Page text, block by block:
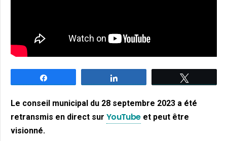
Le conseil municipal du 28 septembre 2023 a été
retransmis en direct sur YouTubeet peut être
visionné.